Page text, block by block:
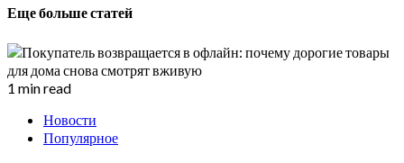
Еще больше статей
1 min read
Новости
Популярное